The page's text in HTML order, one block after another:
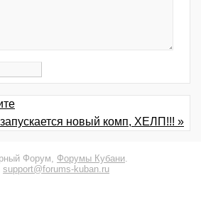
новый комп, ХЕЛП!!! »
Форум, Форумы Кубани.
support@forums-kuban.ru